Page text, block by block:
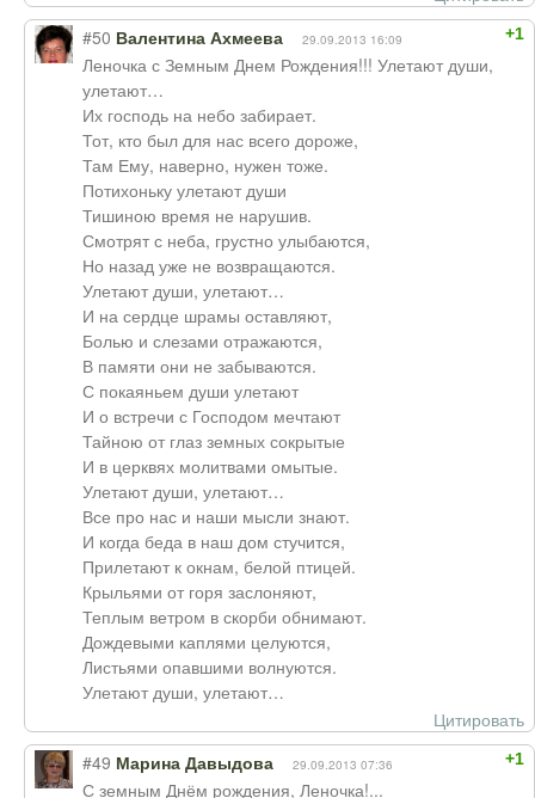
+1
#50 Валентина Ахмеева 29.09.2013 16:09
Леночка с Земным Днем Рождения!!! Улетают души,
улетают…
Их господь на небо забирает.
Тот, кто был для нас всего дороже,
Там Ему, наверно, нужен тоже.
Потихоньку улетают души
Тишиною время не нарушив.
Смотрят с неба, грустно улыбаются,
Но назад уже не возвращаются.
Улетают души, улетают…
И на сердце шрамы оставляют,
Болью и слезами отражаются,
В памяти они не забываются.
С покаяньем души улетают
И о встречи с Господом мечтают
Тайною от глаз земных сокрытые
И в церквях молитвами омытые.
Улетают души, улетают…
Все про нас и наши мысли знают.
И когда беда в наш дом стучится,
Прилетают к окнам, белой птицей.
Крыльями от горя заслоняют,
Теплым ветром в скорби обнимают.
Дождевыми каплями целуются,
Листьями опавшими волнуются.
Улетают души, улетают…
Цитировать
+1
#49 Марина Давыдова 29.09.2013 07:36
С земным Днём рождения, Леночка!...